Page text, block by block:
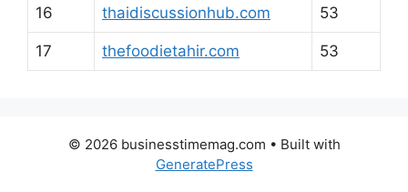
16 thaidiscussionhub.com 53
17 thefoodietahir.com 53
© 2026 businesstimemag.com • Built with
GeneratePress